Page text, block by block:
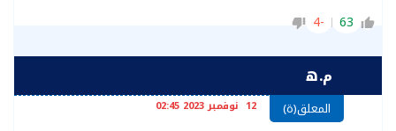
63
-4
م.ه
المعلق(ة) 12 نوفمبر 2023 02:45